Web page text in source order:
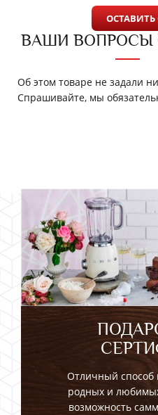
ВАШИ ВОПРОСЫ
Об этом товаре не задали
Спрашивайте, мы
Отличный способ
родных и
возможность